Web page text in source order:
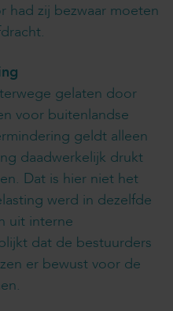
had zij bezwaar moeten
gelaten door
voor buitenlandse
geldt alleen
daadwerkelijk drukt
Dat is hier niet het
werd in dezelfde
uit interne
dat de bestuurders
er bewust voor de